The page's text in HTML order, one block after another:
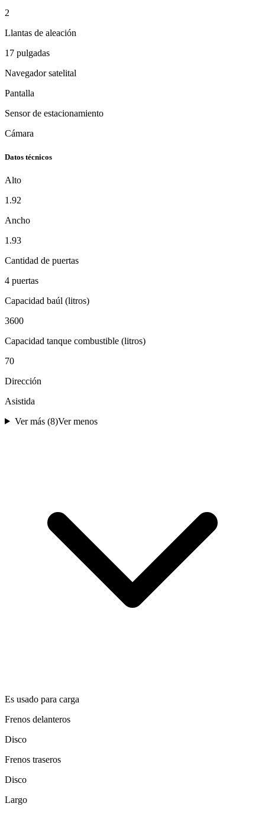
2
Llantas de aleación
17 pulgadas
Navegador satelital
Pantalla
Sensor de estacionamiento
Cámara
Datos técnicos
Alto
1.92
Ancho
1.93
Cantidad de puertas
4 puertas
Capacidad baúl (litros)
3600
Capacidad tanque combustible (litros)
70
Dirección
Asistida
Ver más (8)Ver menos
Es usado para carga
Frenos delanteros
Disco
Frenos traseros
Disco
Largo